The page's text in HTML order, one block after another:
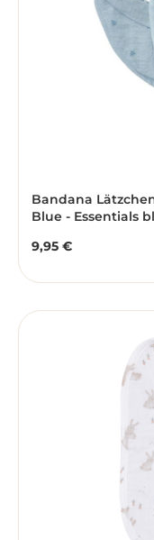
Bandana
Blue - Essentials
Regulärer Preis:
9,95 €